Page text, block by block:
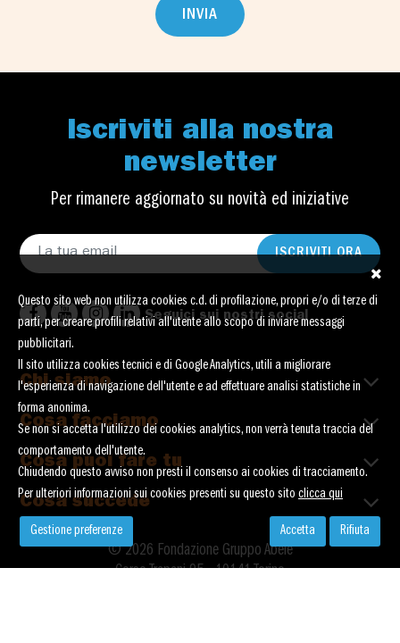
INVIA
Iscriviti alla nostra
newsletter
Per rimanere aggiornato su novità ed iniziative
ISCRIVITI ORA
Seguici sui nostri social
Chi siamo
Cosa facciamo
Cosa puoi fare tu
Cosa succede
© 2026 Fondazione Gruppo Abele
Corso Trapani 95 - 10141 Torino
Questo sito web non utilizza cookies c.d. di profilazione, propri e/o di terze di
parti, per creare profili relativi all'utente allo scopo di inviare messaggi
pubblicitari.
Il sito utilizza cookies tecnici e di Google Analytics, utili a migliorare
l'esperienza di navigazione dell'utente e ad effettuare analisi statistiche in
forma anonima.
Se non si accetta l'utilizzo dei cookies analytics, non verrà tenuta traccia del
comportamento dell'utente.
Chiudendo questo avviso non presti il consenso ai cookies di tracciamento.
Per ulteriori informazioni sui cookies presenti su questo sito clicca qui
Gestione preferenze Rifiuta
Accetta